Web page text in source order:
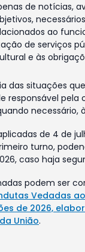
de notícias,
ao
de serviços
e às
das situações
responsável pela
necessário,
de 4 de
turno,
caso haja
podem ser
Vedadas
de 2026,
União.